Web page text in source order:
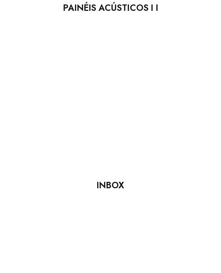
PAINÉIS ACÚSTICOS I I
INBOX